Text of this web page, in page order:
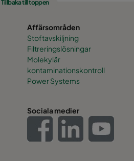
Tillbaka till toppen
Affärsområden
Stoftavskiljning
Filtreringslösningar
Molekylär
kontaminationskontroll
Power Systems
Sociala medier